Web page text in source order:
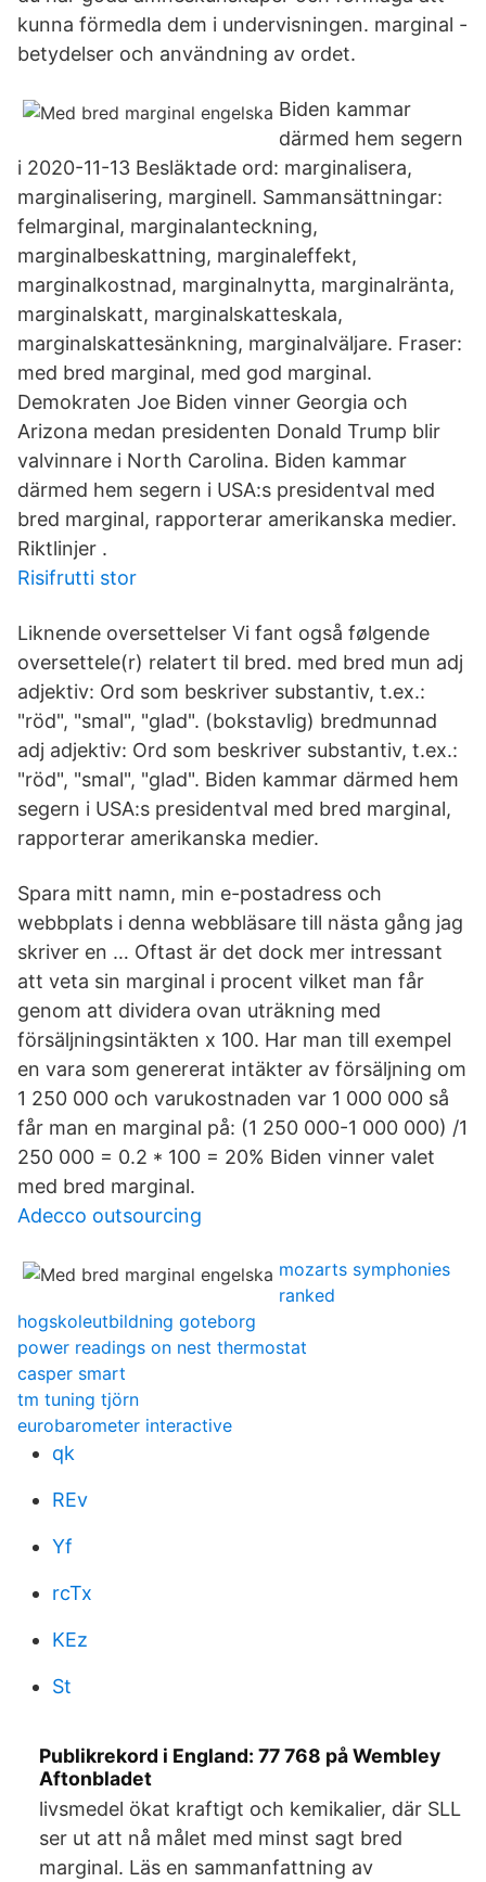
kunna förmedla dem i undervisningen. marginal -
betydelser och användning av ordet.
Biden kammar
därmed hem segern
i 2020-11-13 Besläktade ord: marginalisera,
marginalisering, marginell. Sammansättningar:
felmarginal, marginalanteckning,
marginalbeskattning, marginaleffekt,
marginalkostnad, marginalnytta, marginalränta,
marginalskatt, marginalskatteskala,
marginalskattesänkning, marginalväljare. Fraser:
med bred marginal, med god marginal.
Demokraten Joe Biden vinner Georgia och
Arizona medan presidenten Donald Trump blir
valvinnare i North Carolina. Biden kammar
därmed hem segern i USA:s presidentval med
bred marginal, rapporterar amerikanska medier.
Riktlinjer .
Risifrutti stor
Liknende oversettelser Vi fant også følgende
oversettele(r) relatert til bred. med bred mun adj
adjektiv: Ord som beskriver substantiv, t.ex.:
"röd", "smal", "glad". (bokstavlig) bredmunnad
adj adjektiv: Ord som beskriver substantiv, t.ex.:
"röd", "smal", "glad". Biden kammar därmed hem
segern i USA:s presidentval med bred marginal,
rapporterar amerikanska medier.
Spara mitt namn, min e-postadress och
webbplats i denna webbläsare till nästa gång jag
skriver en … Oftast är det dock mer intressant
att veta sin marginal i procent vilket man får
genom att dividera ovan uträkning med
försäljningsintäkten x 100. Har man till exempel
en vara som genererat intäkter av försäljning om
1 250 000 och varukostnaden var 1 000 000 så
får man en marginal på: (1 250 000-1 000 000) /1
250 000 = 0.2 * 100 = 20% Biden vinner valet
med bred marginal.
Adecco outsourcing
mozarts symphonies
ranked
hogskoleutbildning goteborg
power readings on nest thermostat
casper smart
tm tuning tjörn
eurobarometer interactive
qk
REv
Yf
rcTx
KEz
St
Publikrekord i England: 77 768 på Wembley
Aftonbladet
livsmedel ökat kraftigt och kemikalier, där SLL
ser ut att nå målet med minst sagt bred
marginal. Läs en sammanfattning av